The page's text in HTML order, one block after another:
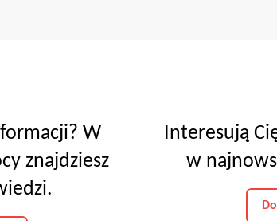
W
znajdziesz
Interesują
w